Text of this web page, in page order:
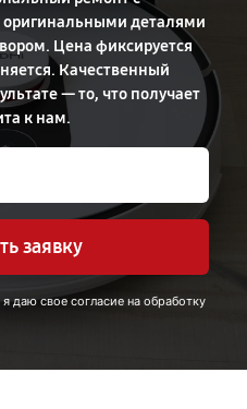
оригинальными деталями
Цена фиксируется
Качественный
— то, что получает
к нам.
заявку
даю свое согласие на обработку